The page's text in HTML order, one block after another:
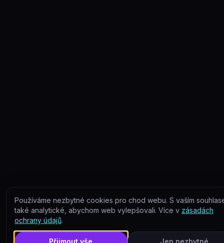
Používáme nezbytné cookies pro chod webu. S vaším
také analytické, abychom web vylepšovali. Více v zásadách
ochrany údajů.
Přijmout vše Jen nezbytné